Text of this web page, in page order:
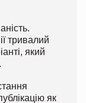
тривалий
який
як